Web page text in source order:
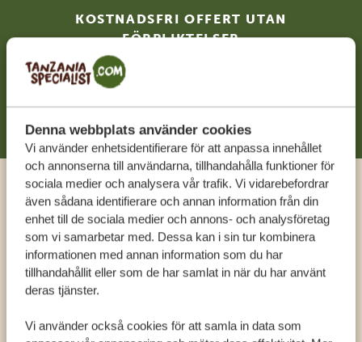
Denna webbplats använder cookies
Vi använder enhetsidentifierare för att anpassa innehållet
och annonserna till användarna, tillhandahålla funktioner för
sociala medier och analysera vår trafik. Vi vidarebefordrar
även sådana identifierare och annan information från din
enhet till de sociala medier och annons- och analysföretag
som vi samarbetar med. Dessa kan i sin tur kombinera
informationen med annan information som du har
tillhandahållit eller som de har samlat in när du har använt
deras tjänster.
Vi använder också cookies för att samla in data som
KOSTNADSFRI OFFERT UTAN
FÖRPLIKTELSER
Ring en expert
FÅ PERSONLIG RÅDGIVNING FRÅN VÅRA
EXPERTER
SV:+31 174 788 108